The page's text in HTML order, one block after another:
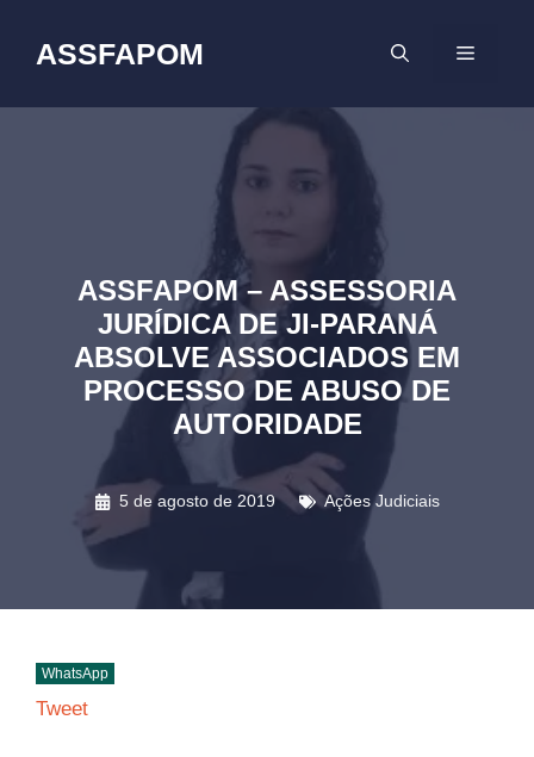
conteúdo
ASSFAPOM MENU
ASSFAPOM – ASSESSORIA
JURÍDICA DE JI-PARANÁ
ABSOLVE ASSOCIADOS EM
PROCESSO DE ABUSO DE
AUTORIDADE
5 de agosto de 2019 Ações Judiciais
WhatsApp
Tweet